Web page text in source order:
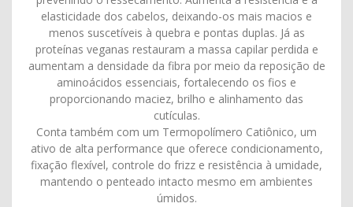
elasticidade dos cabelos, deixando-os mais macios e
menos suscetíveis à quebra e pontas duplas. Já as
proteínas veganas restauram a massa capilar perdida e
aumentam a densidade da fibra por meio da reposição de
aminoácidos essenciais, fortalecendo os fios e
proporcionando maciez, brilho e alinhamento das
cutículas.
Conta também com um Termopolímero Catiônico, um
ativo de alta performance que oferece condicionamento,
fixação flexível, controle do frizz e resistência à umidade,
mantendo o penteado intacto mesmo em ambientes
úmidos.